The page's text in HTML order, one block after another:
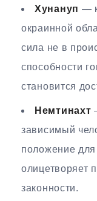
Хунануп —
окраинной
сила не в
способности
становится
Немтинахт
зависимый
положение
олицетворяет
законности.